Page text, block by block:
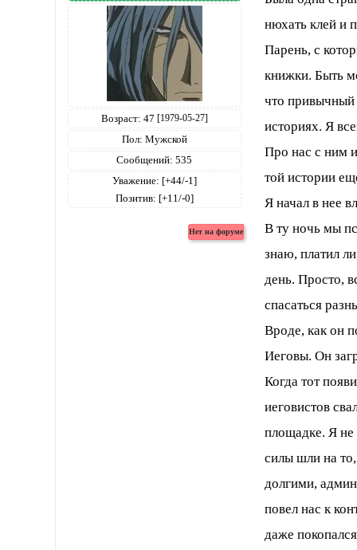
Возраст: 47 [1979-05-27]
Пол: Мужской
Сообщений: 535
Уважение: [+44/-1]
Позитив: [+11/-0]
нюхать клей и
Парень, с
книжки. Быть
что привычный
историях. Я
Про нас с ним
той истории
Я начал в нее
В ту ночь мы
знаю, платил
день. Просто,
спасаться
Вроде, как он
Иеговы. Он
Когда тот
иеговистов
площадке. Я не
силы шли на
долгими,
повел нас к
даже